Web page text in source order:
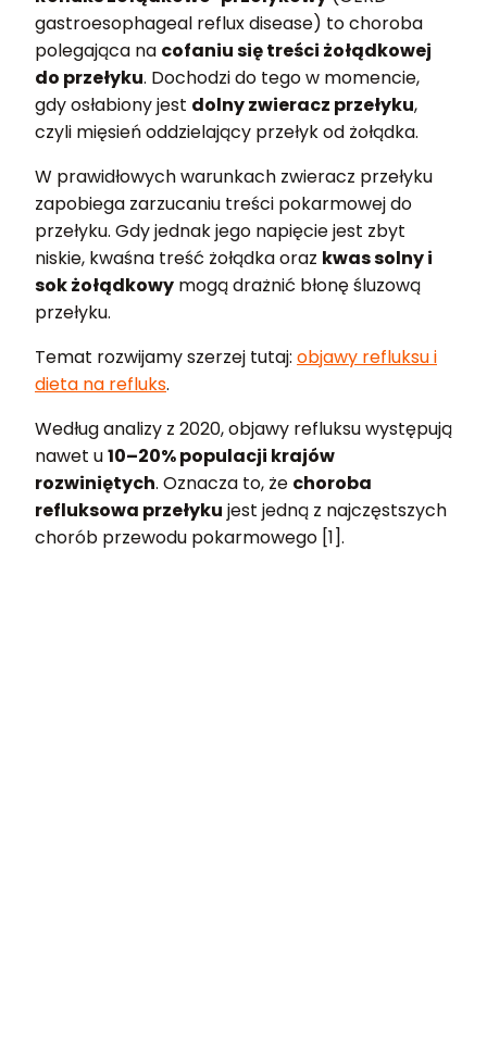
gastroesophageal reflux disease) to choroba
polegająca na cofaniu się treści żołądkowej
do przełyku. Dochodzi do tego w momencie,
gdy osłabiony jest dolny zwieracz przełyku,
czyli mięsień oddzielający przełyk od żołądka.
W prawidłowych warunkach zwieracz przełyku
zapobiega zarzucaniu treści pokarmowej do
przełyku. Gdy jednak jego napięcie jest zbyt
niskie, kwaśna treść żołądka oraz kwas solny i
sok żołądkowy mogą drażnić błonę śluzową
przełyku.
Temat rozwijamy szerzej tutaj: objawy refluksu i
dieta na refluks.
Według analizy z 2020, objawy refluksu występują
nawet u10–20% populacji krajów
rozwiniętych. Oznacza to, że choroba
refluksowa przełyku jest jedną z najczęstszych
chorób przewodu pokarmowego [1].